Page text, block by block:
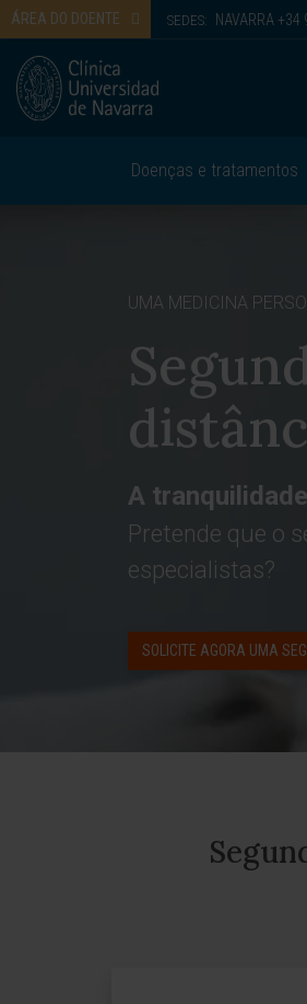
ÁREA DO DOENTE SEDES: NAVARRA +34
Doenças e tratamentos
UMA MEDICINA
A
Pretende que o
especialistas?
SOLICITE AGORA UMA